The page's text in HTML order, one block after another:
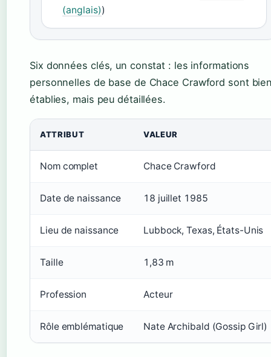
(anglais))
Six données clés, un constat : les informations
personnelles de base de Chace Crawford sont
établies, mais peu détaillées.
ATTRIBUT VALEUR
Nom complet Chace Crawford
Date de naissance 18 juillet 1985
Lieu de naissance Lubbock, Texas, États-Unis
Taille 1,83 m
Profession Acteur
Rôle emblématique Nate Archibald (Gossip Girl)